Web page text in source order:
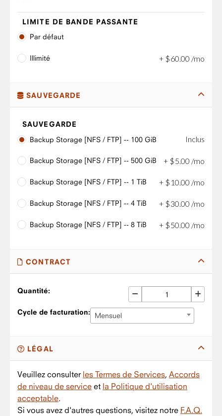
LIMITE DE BANDE PASSANTE
Par défaut
Illimité + $60.00 /mo
SAUVEGARDE
SAUVEGARDE
Backup Storage [NFS / FTP] -- 100 GiB
Inclus
Backup Storage [NFS / FTP] -- 500 GiB + $5.00 /mo
Backup Storage [NFS / FTP] -- 1 TiB + $ 10.00 /mo
Backup Storage [NFS / FTP] -- 4 TiB + $30.00 /mo
Backup Storage [NFS / FTP] -- 8 TiB + $50.00 /mo
CONTRACT
Quantité:
Cycle de facturation: Mensuel
LÉGAL
Veuillez consulter les Termes de Services, Accords
de niveau de service et la Politique d'utilisation
acceptable.
Si vous avez d'autres questions, visitez notre F.A.Q.